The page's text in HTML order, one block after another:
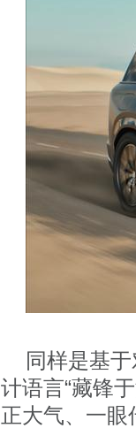
同样是基
计语言“藏锋
正大气、一眼